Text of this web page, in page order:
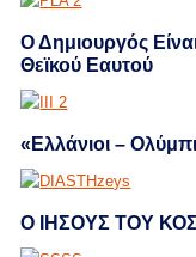
Ο Δημιουργός
Θεϊκού Εαυτού
«Ελλάνιοι –
Ο ΙΗΣΟΥΣ ΤΟΥ